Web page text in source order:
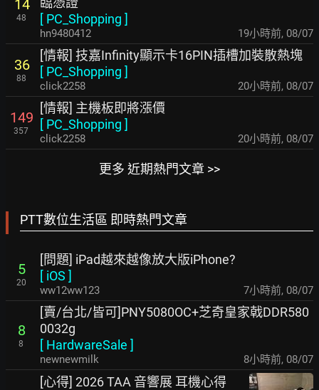
14
48
[ PC_Shopping ]
hn9480412 19小時前, 08/07
36
88
[情報] 技嘉Infinity顯示卡16PIN插槽加裝散熱塊
[ PC_Shopping ]
click2258 20小時前, 08/07
149
357
[情報] 主機板即將漲價
[ PC_Shopping ]
click2258 20小時前, 08/07
更多 近期熱門文章 >>
PTT數位生活區 即時熱門文章
5
20
[問題] iPad越來越像放大版iPhone?
[ iOS ]
ww12ww123 7小時前, 08/07
8
8
[賣/台北/皆可]PNY5080OC+芝奇皇家戟DDR580
0032g
[ HardwareSale ]
newnewmilk 9小時前, 08/07
[心得] 2026 TAA 音響展 耳機心得